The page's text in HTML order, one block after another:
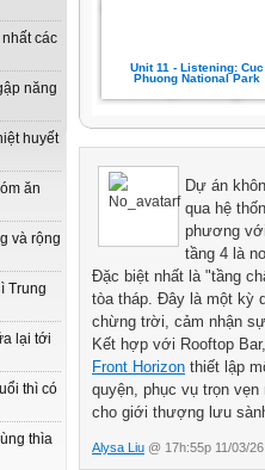
các
năng
huyết
ăn
và rộng
Trung
lại tới
thì có
thìa
Unit 11 - Listening: Cuc
Phuong National Park
Dự án
qua hệ
phương
tầng 4 là
Đặc biệt nhất là "tầng
tòa tháp. Đây là một kỳ
chừng trời, cảm nhận
Kết hợp với Rooftop
Front Horizon thiết lập
quyện, phục vụ trọn
cho giới thượng lưu
Alysa Liu @ 17h:55p 11/03/26